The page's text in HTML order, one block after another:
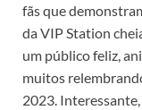
fãs que
da VIP Station
um público feliz,
muitos
2023.